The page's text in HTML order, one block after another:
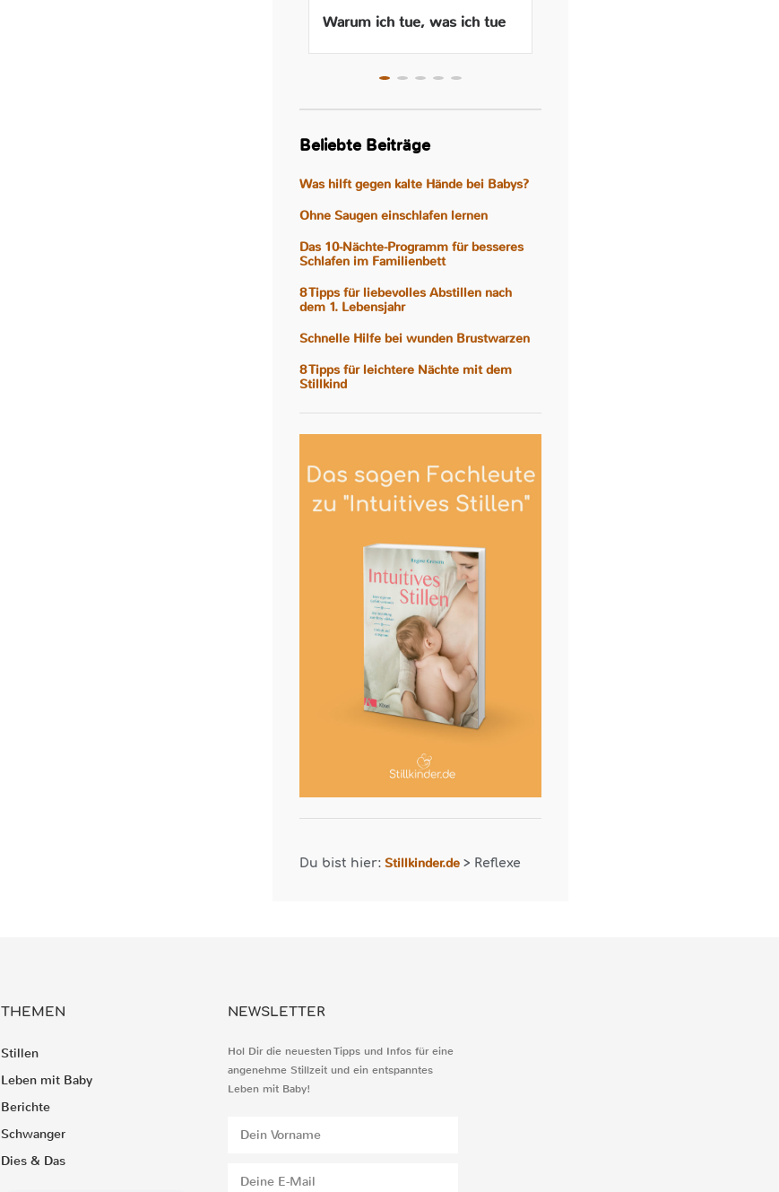
Warum ich tue, was ich tue
Beliebte Beiträge
Was hilft gegen kalte Hände bei Babys?
Ohne Saugen einschlafen lernen
Das 10-Nächte-Programm für besseres
Schlafen im Familienbett
8 Tipps für liebevolles Abstillen nach
dem 1. Lebensjahr
Schnelle Hilfe bei wunden Brustwarzen
8 Tipps für leichtere Nächte mit dem
Stillkind
Du bist hier:Stillkinder.de > Reflexe
THEMEN
Stillen
Leben mit Baby
Berichte
Schwanger
Dies & Das
NEWSLETTER
Hol Dir die neuesten Tipps und Infos für eine
angenehme Stillzeit und ein entspanntes
Leben mit Baby!